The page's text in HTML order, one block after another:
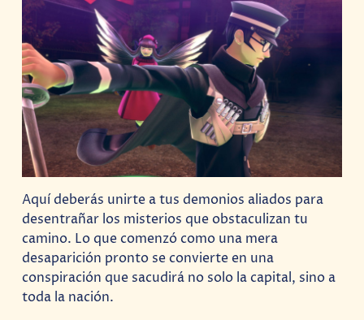
Aquí deberás unirte a tus demonios aliados para
desentrañar los misterios que obstaculizan tu
camino. Lo que comenzó como una mera
desaparición pronto se convierte en una
conspiración que sacudirá no solo la capital, sino a
toda la nación.